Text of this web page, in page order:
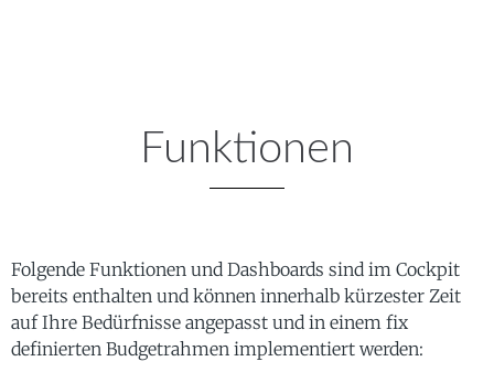
Funktionen
Folgende Funktionen und Dashboards sind im Cockpit
bereits enthalten und können innerhalb kürzester Zeit
auf Ihre Bedürfnisse angepasst und in einem fix
definierten Budgetrahmen implementiert werden: